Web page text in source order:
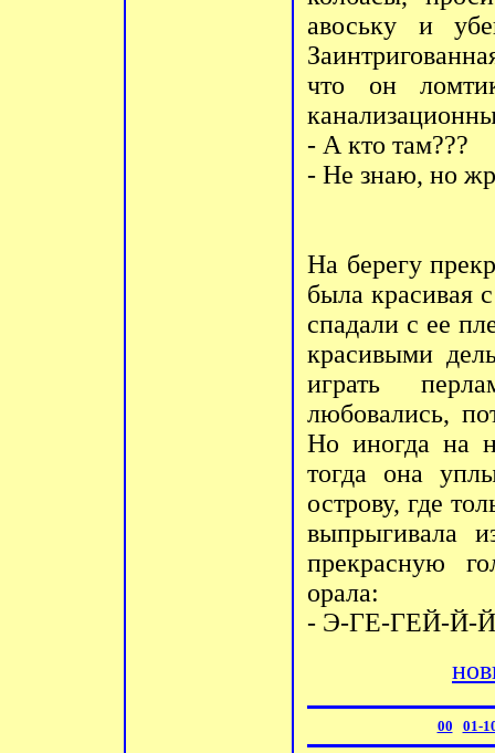
авоську и
что он
- А кто там???
- Hе знаю, но
Hа берегу
была красивая
спадали с ее
красивыми
играть
любовались,
Hо иногда на
тогда она
острову, где
выпрыгивала
прекрасную
орала:
- Э-ГЕ-ГЕЙ-
00 01-